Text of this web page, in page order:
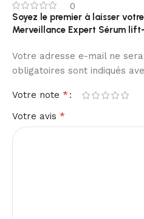
0
Soyez le premier à laisser
Merveillance Expert Sérum
Votre adresse e-mail ne
obligatoires sont indiqués
Votre note *
Votre avis *